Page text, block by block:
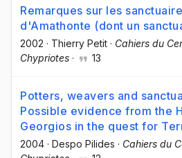
Remarques sur les
d'Amathonte (dont un
2002 · Thierry Petit · Cahiers du
Chypriotes · 13
Potters, weavers and
Possible evidence from the
Georgios in the quest for
2004 · Despo Pilides · Cahiers du